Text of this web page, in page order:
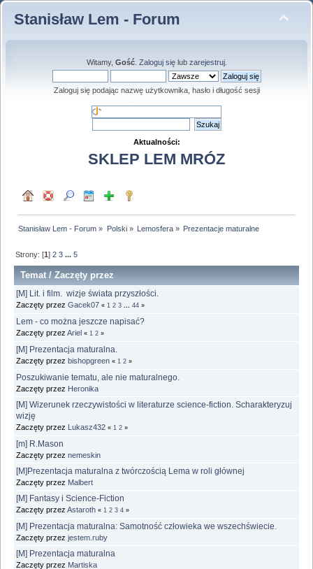
Stanisław Lem - Forum
Witamy, Gość. Zaloguj sięlub zarejestruj.
Zaloguj się podając nazwę użytkownika, hasło i długość sesji
Aktualności:
SKLEP LEM MRÓZ
Stanisław Lem - Forum » Polski» Lemosfera» Prezentacje maturalne
Strony: [1]2 3 ...5
Temat /Zaczęty przez
[M] Lit. i film. wizje świata przyszłości.
Zaczęty przez Gacek07 « 1 2 3 44 »
Lem - co można jeszcze napisać?
Zaczęty przez Ariel « 1 2 »
[M] Prezentacja maturalna.
Zaczęty przez bishopgreen « 1 2 »
Poszukiwanie tematu, ale nie maturalnego.
Zaczęty przez Heronika
[M] Wizerunek rzeczywistości w literaturze science-fiction. Scharakteryzuj
wizję
Zaczęty przez Lukasz432 « 1 2 »
[m] R.Mason
Zaczęty przez nemeskin
[M]Prezentacja maturalna z twórczością Lema w roli głównej
Zaczęty przez Malbert
[M] Fantasy i Science-Fiction
Zaczęty przez Astaroth « 1 2 3 4 »
[M] Prezentacja maturalna: Samotność człowieka we wszechświecie.
Zaczęty przez jestem.ruby
[M] Prezentacja maturalna
Zaczęty przez Martiska